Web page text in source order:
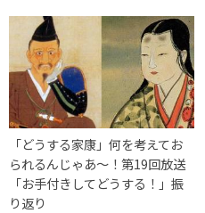
「どうする家康」何を考えてお
られるんじゃあ～！第19回放送
「お手付きしてどうする！」振
り返り